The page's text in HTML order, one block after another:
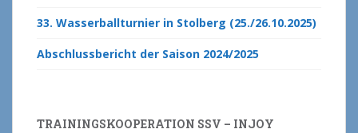
33. Wasserballturnier in Stolberg (25./26.10.2025)
Abschlussbericht der Saison 2024/2025
TRAININGSKOOPERATION SSV – INJOY